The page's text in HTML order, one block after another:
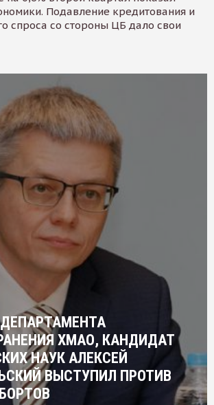
Подавление кредитования и
спроса со стороны ЦБ дало свои
ХМАО, КАНДИДАТ
НАУК АЛЕКСЕЙ
ВЫСТУПИЛ ПРОТИВ